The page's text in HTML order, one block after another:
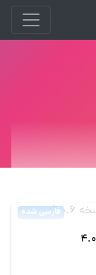
فارسی شده